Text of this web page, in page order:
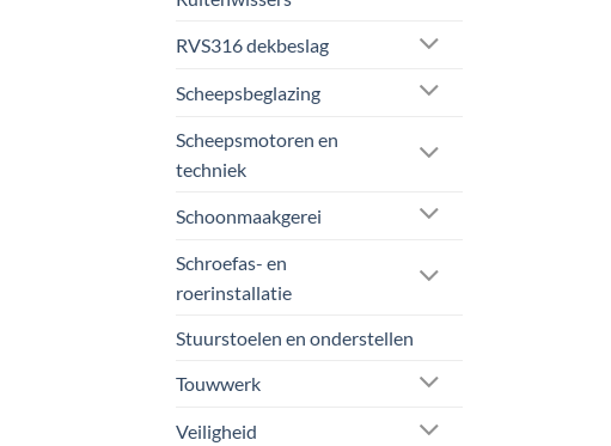
RVS316 dekbeslag
Scheepsbeglazing
Scheepsmotoren en
techniek
Schoonmaakgerei
Schroefas- en
roerinstallatie
Stuurstoelen en onderstellen
Touwwerk
Veiligheid